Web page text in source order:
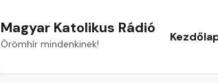
Magyar Katolikus Rádió
Örömhír mindenkinek!